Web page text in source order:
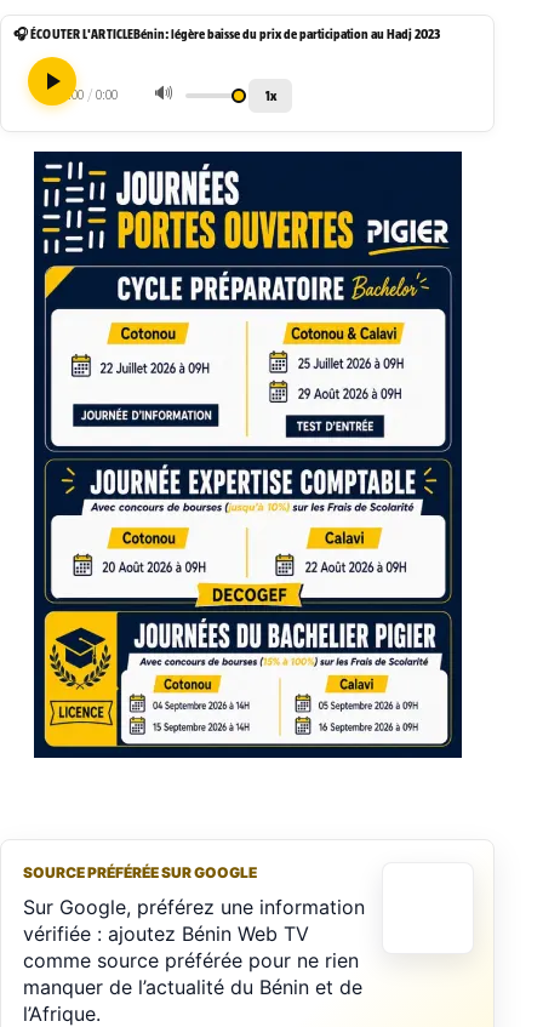
🎧 ÉCOUTER L'ARTICLEBénin: légère baisse du prix de participation au Hadj 2023
0:00 / 0:00 🔊 1x
SOURCE PRÉFÉRÉE SUR GOOGLE
Sur Google, préférez une information
vérifiée : ajoutez Bénin Web TV
comme source préférée pour ne rien
manquer de l’actualité du Bénin et de
l’Afrique.